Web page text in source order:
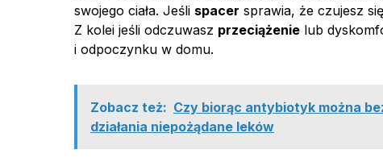
swojego ciała. Jeśli spacer sprawia, że czujesz
Z kolei jeśli odczuwasz przeciążenie lub
i odpoczynku w domu.
Zobacz też: Czy biorąc antybiotyk można
działania niepożądane leków